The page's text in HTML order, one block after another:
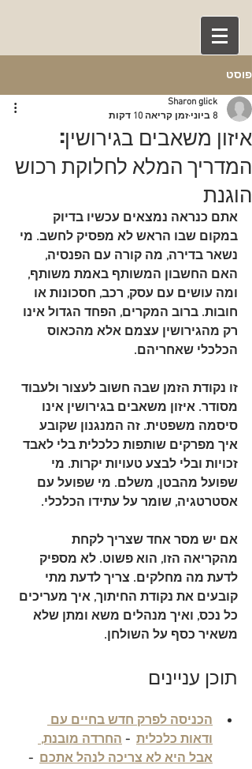
פוסט
איזון משאבים בגירושין:
המדריך המלא לחלוקת רכוש
הוגנת
Sharon glick
8 ביוני
זמן קריאה 10 דקות
אתם כנראה נמצאים עכשיו בדיוק
במקום שבו הראש לא מפסיק לחשב. מי
נשאר בדירה, מה קורה עם הפנסיה,
האם החשבון המשותף באמת משותף,
ומה עושים עם עסק, רכב, חסכונות או
חובות. ברוב המקרים, הפחד הגדול אינו
רק מהגירושין עצמם אלא מהכאוס
הכלכלי שאחריהם.
זו נקודת הזמן שבה חשוב לעצור ולעבוד
מסודר. איזון משאבים בגירושין אינו
סיסמה משפטית. זה המנגנון שקובע
איך מפרקים שותפות כלכלית בלי לאבד
זכויות ובלי לבצע טעויות יקרות. מי
שפועל מהבטן, משלם. מי שפועל עם
אסטרטגיה, שומר על עתידו הכלכלי.
אם יש מסר אחד שצריך לקחת
מהקריאה הזו, הוא פשוט. לא מספיק
לדעת מה מחלקים. צריך לדעת מתי
קובעים את נקודת החיתוך, איך מעריכים
כל נכס, ואיך מנהלים משא ומתן שלא
משאיר כסף על השולחן.
תוכן עניינים
הכניסה לפרק חדש בחיים עם
ודאות כלכלית
  -
החרדה מובנת,
אבל היא לא צריכה לנהל אתכם
  -